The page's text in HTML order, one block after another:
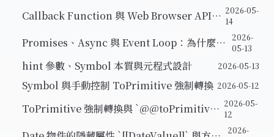
Callback Function 與 Web Browser APIs
2026-05-
14
Promises、Async 與 Event Loop：為什麼
2026-
05-13
hint 參數、Symbol 本質與元程式設計 2026-05-13
Symbol 與手動控制 ToPrimitive 強制轉換 2026-05-12
ToPrimitive 強制轉換與 `@@toPrimitive` 2026-05-
12
2026-